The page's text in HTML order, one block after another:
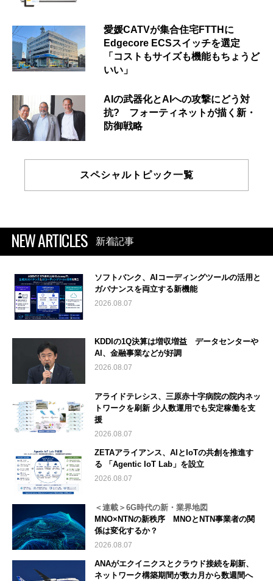
愛媛CATVが集合住宅FTTHに
Edgecore ECSスイッチを選定
「コストもサイズも機能もちょうど
いい」
AIの武器化とAIへの攻撃にどう対
抗? フォーティネットが描く新・
防御戦略
スペシャルトピック一覧
NEW ARTICLES 新着記事
ソフトバンク、AIコーディングツールの活用と
ガバナンスを両立する新機能
2026.08.07
KDDIの1Q決算は増収増益 データセンターや
AI、金融事業などが好調
2026.08.07
アライドテレシス、三原赤十字病院の院内ネッ
トワークを刷新 少人数運用でも安定稼働を支
援
2026.08.07
ZETAアライアンス、AIとIoTの共創を推進す
る 「Agentic IoT Lab」を設立
2026.08.07
＜連載＞6G時代の新・業界地図
MNO×NTNの新秩序 MNOとNTN事業者の関
係は変化するか？
2026.08.07
ANAがエクイニクスとクラウド接続を刷新、
ネットワーク構築期間が数カ月から数週間へ